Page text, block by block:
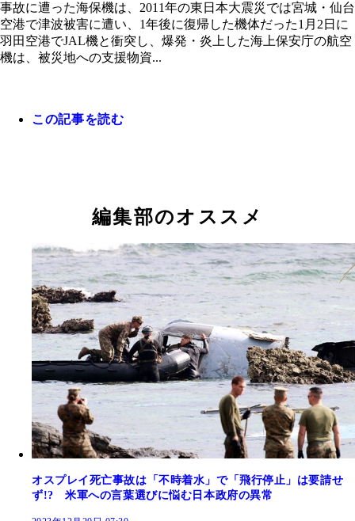
事故に遭った海保機は、2011年の東日本大震災では宮城・仙台
空港で津波被害に遭い、1年後に復帰した機体だった1月2日に
羽田空港でJAL機と衝突し、爆発・炎上した海上保安庁の航空
機は、被災地への支援物資...
この記事を読む
編集部のオススメ
オスプレイ死亡事故は「不時着水」で「飛行停止」は要請せ
ず!? 米軍への言葉選びに悩む日本政府の異常